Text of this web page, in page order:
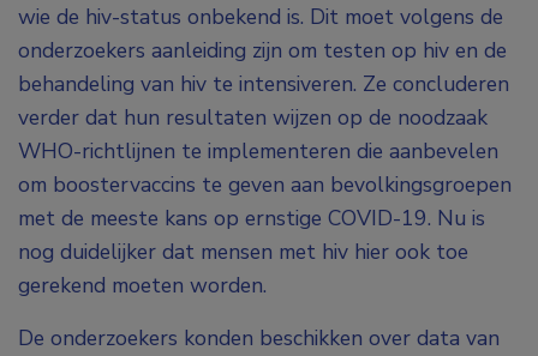
wie de hiv-status onbekend is. Dit moet volgens de
onderzoekers aanleiding zijn om testen op hiv en de
behandeling van hiv te intensiveren. Ze concluderen
verder dat hun resultaten wijzen op de noodzaak
WHO-richtlijnen te implementeren die aanbevelen
om boostervaccins te geven aan bevolkingsgroepen
met de meeste kans op ernstige COVID-19. Nu is
nog duidelijker dat mensen met hiv hier ook toe
gerekend moeten worden.
De onderzoekers konden beschikken over data van